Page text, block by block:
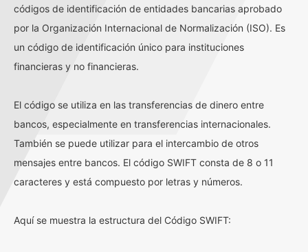
códigos de identificación de entidades bancarias aprobado
por la Organización Internacional de Normalización (ISO). Es
un código de identificación único para instituciones
financieras y no financieras.
El código se utiliza en las transferencias de dinero entre
bancos, especialmente en transferencias internacionales.
También se puede utilizar para el intercambio de otros
mensajes entre bancos. El código SWIFT consta de 8 o 11
caracteres y está compuesto por letras y números.
Aquí se muestra la estructura del Código SWIFT: